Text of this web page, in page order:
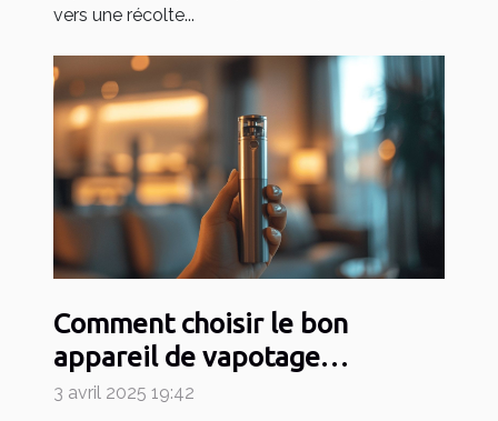
vers une récolte...
Comment choisir le bon
appareil de vapotage
rechargeable et durable
3 avril 2025 19:42